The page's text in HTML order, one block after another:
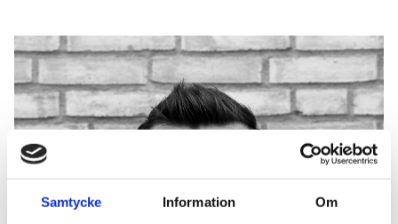
Samtycke Information Om